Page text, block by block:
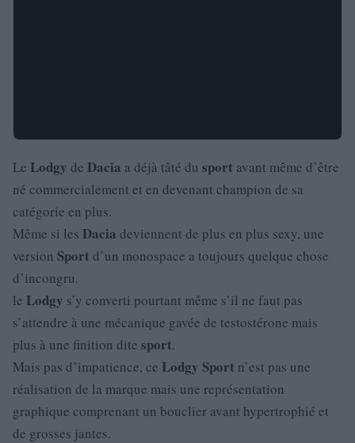
Le Lodgy de Dacia a déjà tâté du sport avant même d’être
né commercialement et en devenant champion de sa
catégorie en plus.
Même si les Dacia deviennent de plus en plus sexy, une
version Sport d’un monospace a toujours quelque chose
d’incongru.
le Lodgy s’y converti pourtant même s’il ne faut pas
s’attendre à une mécanique gavée de testostérone mais
plus à une finition dite sport.
Mais pas d’impatience, ce Lodgy Sport n’est pas une
réalisation de la marque mais une représentation
graphique comprenant un bouclier avant hypertrophié et
de grosses jantes.